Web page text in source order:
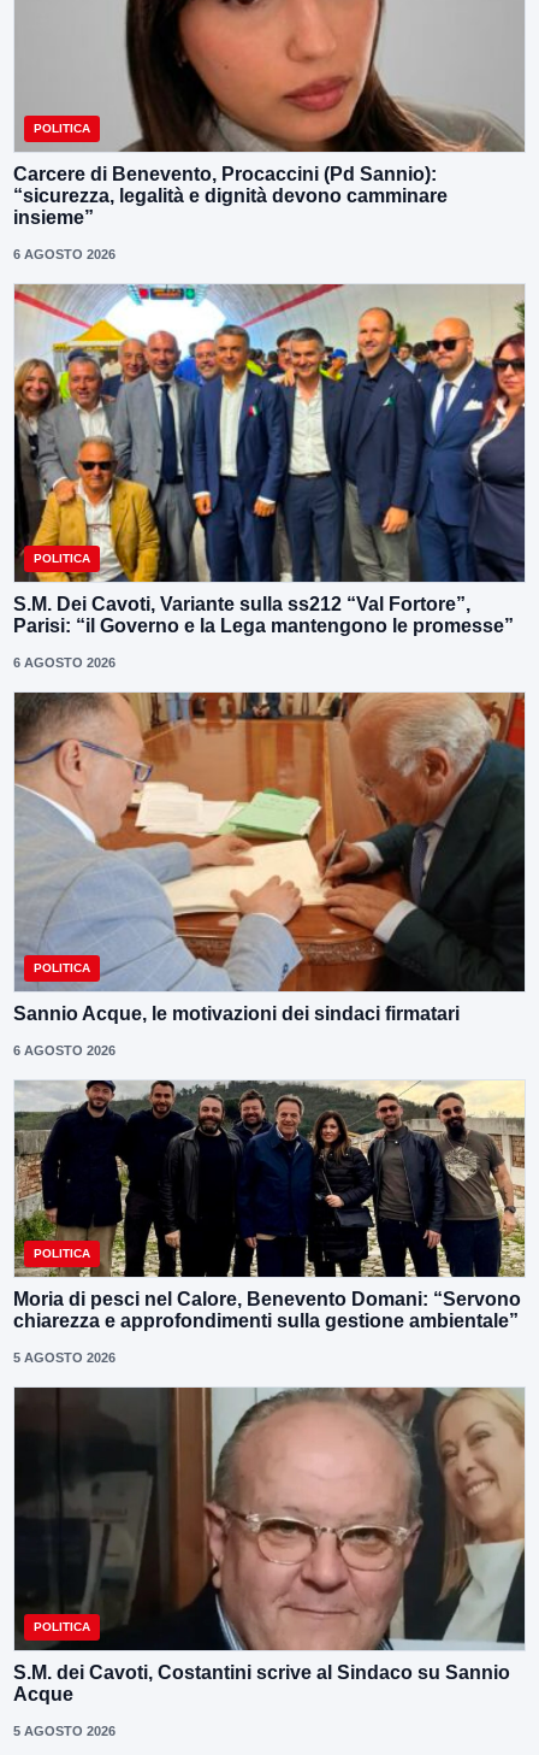
POLITICA
Carcere di Benevento, Procaccini (Pd Sannio):
“sicurezza, legalità e dignità devono camminare
insieme”
6 AGOSTO 2026
POLITICA
S.M. Dei Cavoti, Variante sulla ss212 “Val Fortore”,
Parisi: “il Governo e la Lega mantengono le promesse”
6 AGOSTO 2026
POLITICA
Sannio Acque, le motivazioni dei sindaci firmatari
6 AGOSTO 2026
POLITICA
Moria di pesci nel Calore, Benevento Domani: “Servono
chiarezza e approfondimenti sulla gestione ambientale”
5 AGOSTO 2026
POLITICA
S.M. dei Cavoti, Costantini scrive al Sindaco su Sannio
Acque
5 AGOSTO 2026